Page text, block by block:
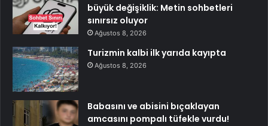
büyük değişiklik: Metin sohbetleri
sınırsız oluyor
Ağustos 8, 2026
Turizmin kalbi ilk yarıda kayıpta
Ağustos 8, 2026
Babasını ve abisini bıçaklayan
amcasını pompalı tüfekle vurdu!